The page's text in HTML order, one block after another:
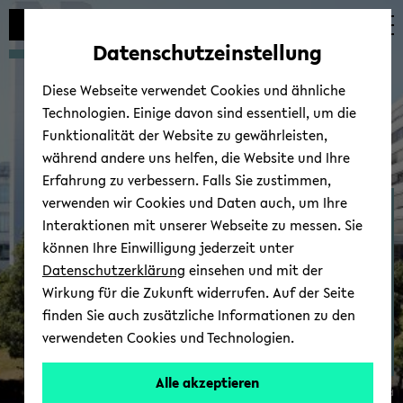
Automatische
vermeiden
zum
wechseln
zum
wechseln
zum
wechseln
Ab­tei­lung Ge­schichts­wis­
sen­schaft
© Uni­ver­si­tät Bie­le­feld
Datenschutzeinstellung
Diese Webseite verwendet Cookies und ähnliche
Technologien. Einige davon sind essentiell, um die
Funktionalität der Website zu gewährleisten,
während andere uns helfen, die Website und Ihre
Erfahrung zu verbessern. Falls Sie zustimmen,
verwenden wir Cookies und Daten auch, um Ihre
Interaktionen mit unserer Webseite zu messen. Sie
können Ihre Einwilligung jederzeit unter
Datenschutzerklärung einsehen und mit der
Wirkung für die Zukunft widerrufen. Auf der Seite
finden Sie auch zusätzliche Informationen zu den
verwendeten Cookies und Technologien.
Alle akzeptieren